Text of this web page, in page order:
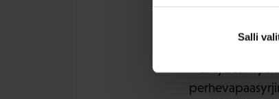
Salli
Raskaus- ja
ongelmaan on
– Erityisesti